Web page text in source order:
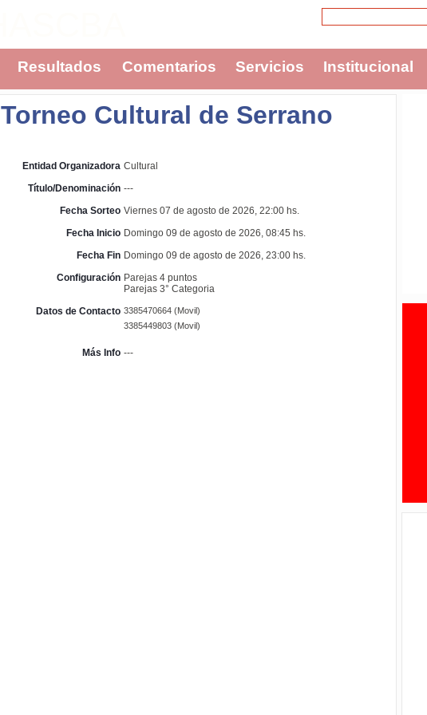
Resultados Comentarios Servicios Institucional
Torneo Cultural de Serrano
Entidad Organizadora Cultural
Título/Denominación ---
Fecha Sorteo Viernes 07 de agosto de 2026, 22:00 hs.
Fecha Inicio Domingo 09 de agosto de 2026, 08:45 hs.
Fecha Fin Domingo 09 de agosto de 2026, 23:00 hs.
Configuración Parejas 4 puntos
Parejas 3° Categoria
Datos de Contacto 3385470664 (Movil)
3385449803 (Movil)
Más Info ---